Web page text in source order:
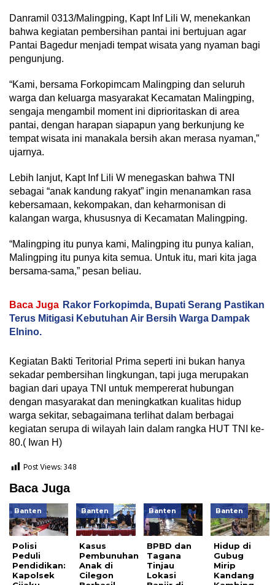
Danramil 0313/Malingping, Kapt Inf Lili W, menekankan
bahwa kegiatan pembersihan pantai ini bertujuan agar
Pantai Bagedur menjadi tempat wisata yang nyaman bagi
pengunjung.
“Kami, bersama Forkopimcam Malingping dan seluruh
warga dan keluarga masyarakat Kecamatan Malingping,
sengaja mengambil moment ini diprioritaskan di area
pantai, dengan harapan siapapun yang berkunjung ke
tempat wisata ini manakala bersih akan merasa nyaman,”
ujarnya.
Lebih lanjut, Kapt Inf Lili W menegaskan bahwa TNI
sebagai “anak kandung rakyat” ingin menanamkan rasa
kebersamaan, kekompakan, dan keharmonisan di
kalangan warga, khususnya di Kecamatan Malingping.
“Malingping itu punya kami, Malingping itu punya kalian,
Malingping itu punya kita semua. Untuk itu, mari kita jaga
bersama-sama,” pesan beliau.
Baca Juga Rakor Forkopimda, Bupati Serang Pastikan
Terus Mitigasi Kebutuhan Air Bersih Warga Dampak
Elnino.
Kegiatan Bakti Teritorial Prima seperti ini bukan hanya
sekadar pembersihan lingkungan, tapi juga merupakan
bagian dari upaya TNI untuk mempererat hubungan
dengan masyarakat dan meningkatkan kualitas hidup
warga sekitar, sebagaimana terlihat dalam berbagai
kegiatan serupa di wilayah lain dalam rangka HUT TNI ke-
80.( Iwan H)
Post Views:348
Baca Juga
Banten
Polisi
Peduli
Pendidikan:
Kapolsek
Banten
Kasus
Pembunuhan
Anak di
Cilegon
Banten
BPBD dan
Tagana
Tinjau
Lokasi
Banten
Hidup di
Gubug
Mirip
Kandang